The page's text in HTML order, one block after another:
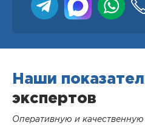
Наши
экспертов
Оперативную и